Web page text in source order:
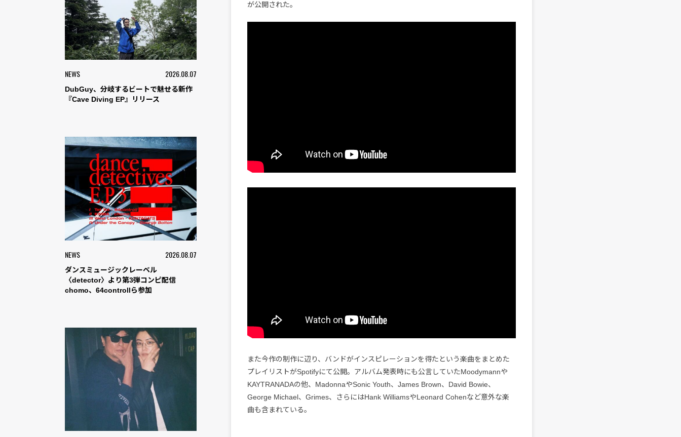
NEWS 2026.08.07
DubGuy、分岐するビートで魅せる新作
『Cave Diving EP』リリース
NEWS 2026.08.07
ダンスミュージックレーベル
〈detector〉より第3弾コンピ配信
chomo、64controllら参加
が公開された。
また今作の制作に辺り、バンドがインスピレーションを得たという楽曲をまとめた
プレイリストがSpotifyにて公開。アルバム発表時にも公言していたMoodymannや
KAYTRANADAの他、MadonnaやSonic Youth、James Brown、David Bowie、
George Michael、Grimes、さらにはHank WilliamsやLeonard Cohenなど意外な楽
曲も含まれている。